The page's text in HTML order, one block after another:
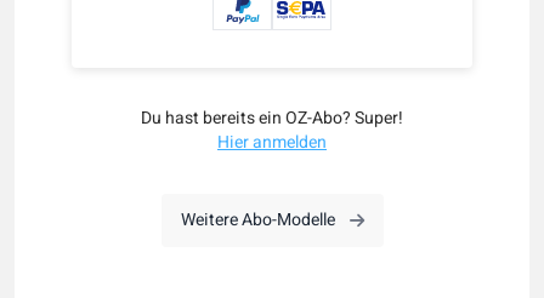
Du hast bereits ein OZ-Abo? Super!
Hier anmelden
Weitere Abo-Modelle